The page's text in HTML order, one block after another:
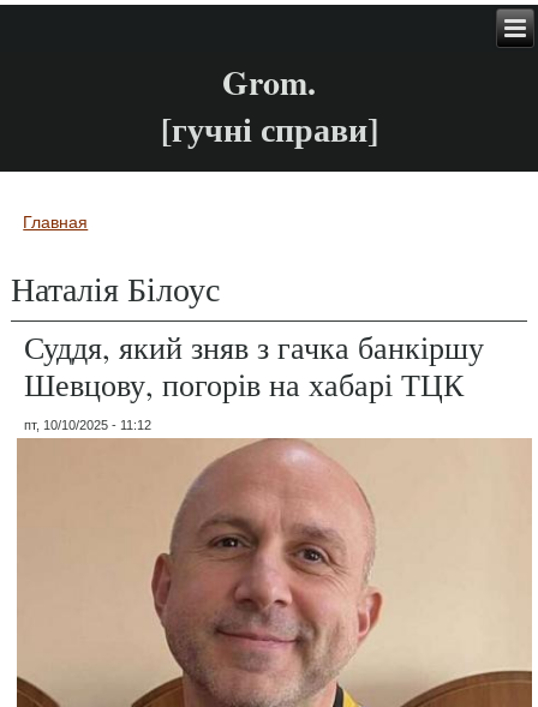
Grom.
[гучні справи]
Вы здесь
Главная
Наталія Білоус
Суддя, який зняв з гачка банкіршу
Шевцову, погорів на хабарі ТЦК
пт, 10/10/2025 - 11:12